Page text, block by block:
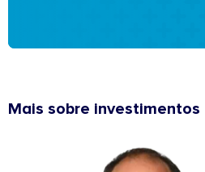
Mais sobre investimentos